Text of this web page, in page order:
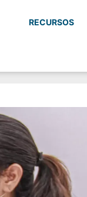
RECURSOS